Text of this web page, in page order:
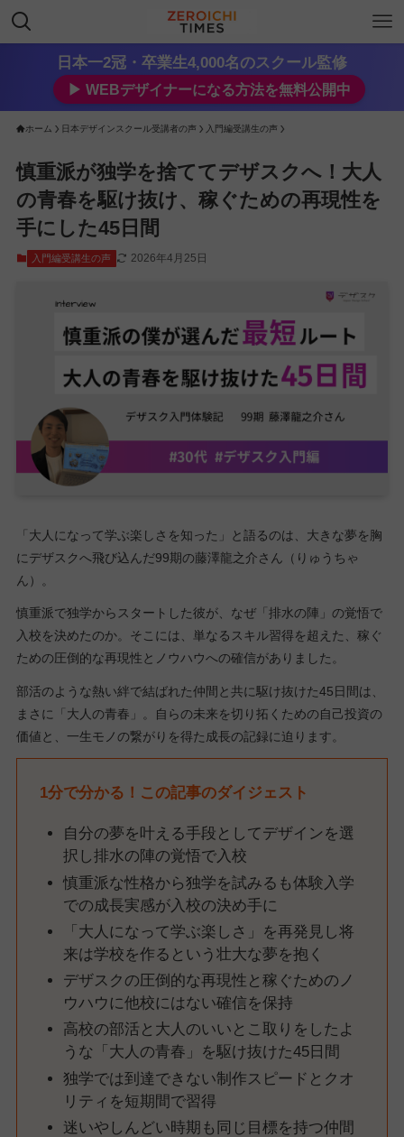
日本一2冠・卒業生4,000名のスクール監修
▶︎ WEBデザイナーになる方法を無料公開中
ホーム 日本デザインスクール受講者の声 入門編受講生の声
慎重派が独学を捨ててデザスクへ！大人
の青春を駆け抜け、稼ぐための再現性を
手にした45日間
入門編受講生の声 2026年4月25日
「大人になって学ぶ楽しさを知った」と語るのは、大きな夢を胸
にデザスクへ飛び込んだ99期の藤澤龍之介さん（りゅうちゃ
ん）。
慎重派で独学からスタートした彼が、なぜ「排水の陣」の覚悟で
入校を決めたのか。そこには、単なるスキル習得を超えた、稼ぐ
ための圧倒的な再現性とノウハウへの確信がありました。
部活のような熱い絆で結ばれた仲間と共に駆け抜けた45日間は、
まさに「大人の青春」。自らの未来を切り拓くための自己投資の
価値と、一生モノの繋がりを得た成長の記録に迫ります。
1分で分かる！この記事のダイジェスト
自分の夢を叶える手段としてデザインを選
択し排水の陣の覚悟で入校
慎重派な性格から独学を試みるも体験入学
での成長実感が入校の決め手に
「大人になって学ぶ楽しさ」を再発見し将
来は学校を作るという壮大な夢を抱く
デザスクの圧倒的な再現性と稼ぐためのノ
ウハウに他校にはない確信を保持
高校の部活と大人のいいとこ取りをしたよ
うな「大人の青春」を駆け抜けた45日間
独学では到達できない制作スピードとクオ
リティを短期間で習得
迷いやしんどい時期も同じ目標を持つ仲間